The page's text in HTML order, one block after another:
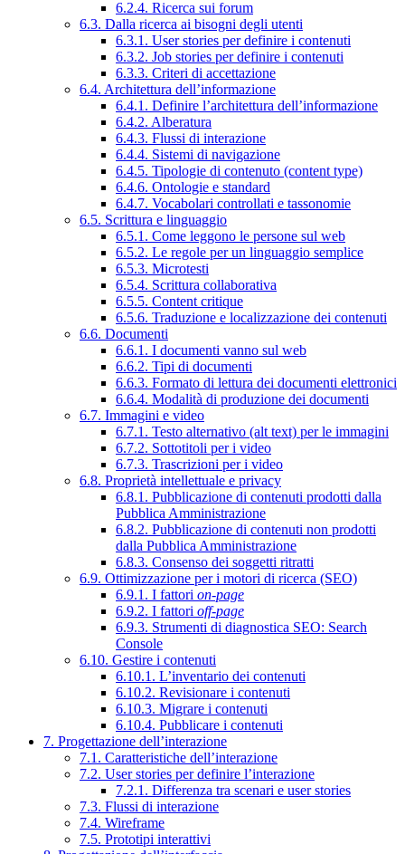
6.2.4. Ricerca sui forum
6.3. Dalla ricerca ai bisogni degli utenti
6.3.1. User stories per definire i contenuti
6.3.2. Job stories per definire i contenuti
6.3.3. Criteri di accettazione
6.4. Architettura dell’informazione
6.4.1. Definire l’architettura dell’informazione
6.4.2. Alberatura
6.4.3. Flussi di interazione
6.4.4. Sistemi di navigazione
6.4.5. Tipologie di contenuto (content type)
6.4.6. Ontologie e standard
6.4.7. Vocabolari controllati e tassonomie
6.5. Scrittura e linguaggio
6.5.1. Come leggono le persone sul web
6.5.2. Le regole per un linguaggio semplice
6.5.3. Microtesti
6.5.4. Scrittura collaborativa
6.5.5. Content critique
6.5.6. Traduzione e localizzazione dei contenuti
6.6. Documenti
6.6.1. I documenti vanno sul web
6.6.2. Tipi di documenti
6.6.3. Formato di lettura dei documenti elettronici
6.6.4. Modalità di produzione dei documenti
6.7. Immagini e video
6.7.1. Testo alternativo (alt text) per le immagini
6.7.2. Sottotitoli per i video
6.7.3. Trascrizioni per i video
6.8. Proprietà intellettuale e privacy
6.8.1. Pubblicazione di contenuti prodotti dalla
Pubblica Amministrazione
6.8.2. Pubblicazione di contenuti non prodotti
dalla Pubblica Amministrazione
6.8.3. Consenso dei soggetti ritratti
6.9. Ottimizzazione per i motori di ricerca (SEO)
6.9.1. I fattori on-page
6.9.2. I fattori off-page
6.9.3. Strumenti di diagnostica SEO: Search
Console
6.10. Gestire i contenuti
6.10.1. L’inventario dei contenuti
6.10.2. Revisionare i contenuti
6.10.3. Migrare i contenuti
6.10.4. Pubblicare i contenuti
7. Progettazione dell’interazione
7.1. Caratteristiche dell’interazione
7.2. User stories per definire l’interazione
7.2.1. Differenza tra scenari e user stories
7.3. Flussi di interazione
7.4. Wireframe
7.5. Prototipi interattivi